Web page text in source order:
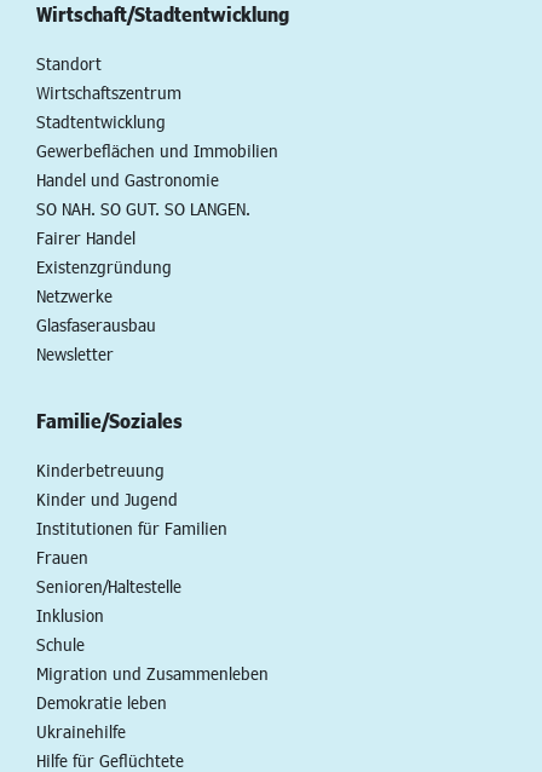
Wirtschaft/Stadtentwicklung
Standort
Wirtschaftszentrum
Stadtentwicklung
Gewerbeflächen und Immobilien
Handel und Gastronomie
SO NAH. SO GUT. SO LANGEN.
Fairer Handel
Existenzgründung
Netzwerke
Glasfaserausbau
Newsletter
Familie/Soziales
Kinderbetreuung
Kinder und Jugend
Institutionen für Familien
Frauen
Senioren/Haltestelle
Inklusion
Schule
Migration und Zusammenleben
Demokratie leben
Ukrainehilfe
Hilfe für Geflüchtete